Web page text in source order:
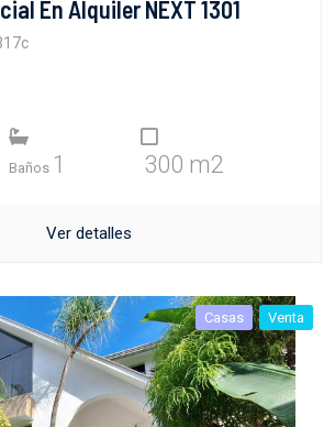
En Alquiler NEXT 1301
Baños 1 300 m2
Ver detalles
Casas Venta